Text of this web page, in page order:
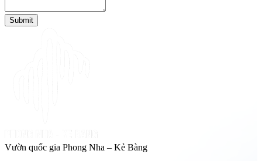
Submit
Vườn quốc gia Phong Nha – Kẻ Bàng